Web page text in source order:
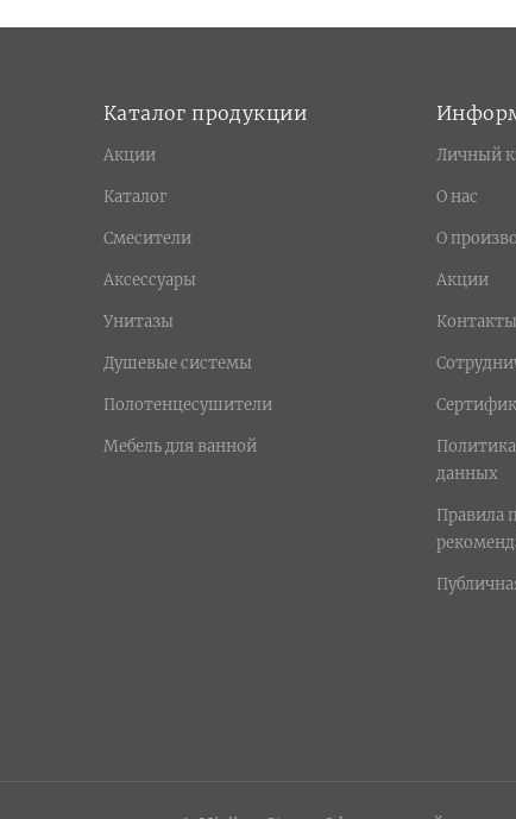
Каталог продукции
Акции
Каталог
Смесители
Аксессуары
Унитазы
Душевые системы
Полотенцесушители
Мебель для ванной
Личный
О нас
О
Акции
Контакты
данных
Правила